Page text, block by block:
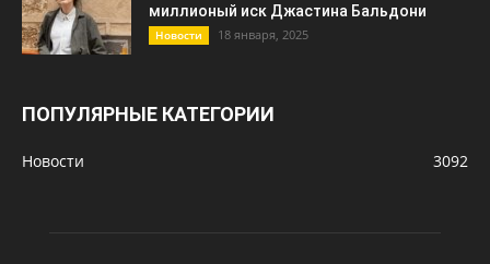
миллионый иск Джастина Бальдони
Новости 18 января, 2025
ПОПУЛЯРНЫЕ КАТЕГОРИИ
Новости 3092